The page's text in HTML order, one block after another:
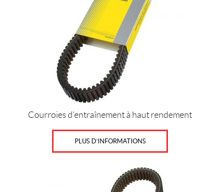
Courroies d’entraînement à haut rendement
PLUS D’INFORMATIONS